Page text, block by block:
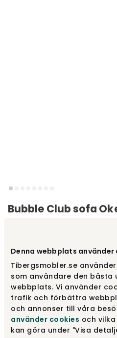
Denna webbplats använder
Tibergsmobler.se
som användare den bästa
webbplats. Vi använder
trafik och förbättra
och annonser till våra
använder cookies och
kan göra under "Visa
Bubble Club sofa
Vælg farveOkkerrød
Okkerrød
Zinkhvid